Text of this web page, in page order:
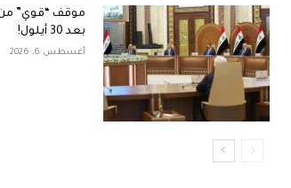
موقف “قوي” من
بعد 30 أيلول!
أغسطس 6, 2026